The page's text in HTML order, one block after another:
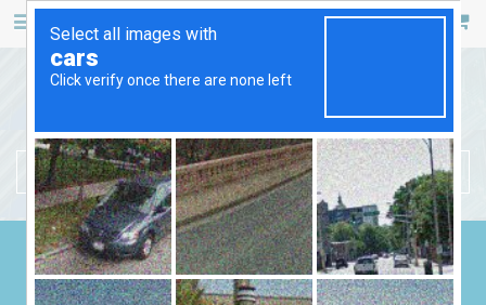
+38 (044)
БЕНЗИНОВІ ГЕНЕРАТОРИ
ДИЗЕЛЬНІ ГЕНЕРАТОРИ